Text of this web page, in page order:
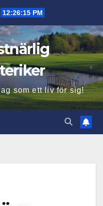
12:26:16 PM
som ett liv för sig!